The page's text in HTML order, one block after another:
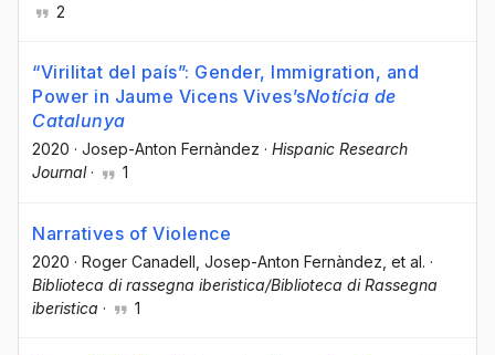
2
“Virilitat del país”: Gender, Immigration, and
Power in Jaume Vicens Vives’sNotícia de
Catalunya
2020 · Josep-Anton Fernàndez · Hispanic Research
Journal· 1
Narratives of Violence
2020 · Roger Canadell , Josep-Anton Fernàndez , et al. ·
Biblioteca di rassegna iberistica/Biblioteca di Rassegna
iberistica · 1